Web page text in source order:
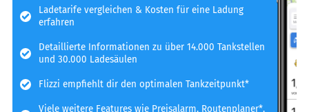
Ladetarife vergleichen & Kosten für eine Ladung
erfahren
Detaillierte Informationen zu über 14.000 Tankstellen
und 30.000 Ladesäulen
Flizzi empfiehlt dir den optimalen Tankzeitpunkt*
Viele weitere Features wie Preisalarm, Routenplaner*,